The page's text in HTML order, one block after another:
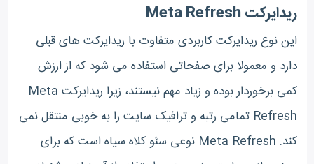
ریدایرکت Meta Refresh
این نوع ریدایرکت کاربردی متفاوت با ریدایرکت های قبلی
دارد و معمولا برای صفحاتی استفاده می شود که از ارزش
کمی برخوردار بوده و زیاد مهم نیستند، زیرا ریدایرکت Meta
Refresh تمامی رتبه و ترافیک سایت را به خوبی منتقل نمی
کند. Meta Refresh نوعی سئو کلاه سیاه است که برای